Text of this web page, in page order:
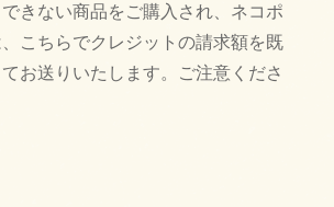
きない商品をご購入され、ネコポ
こちらでクレジットの請求額を既
お送りいたします。ご注意くださ